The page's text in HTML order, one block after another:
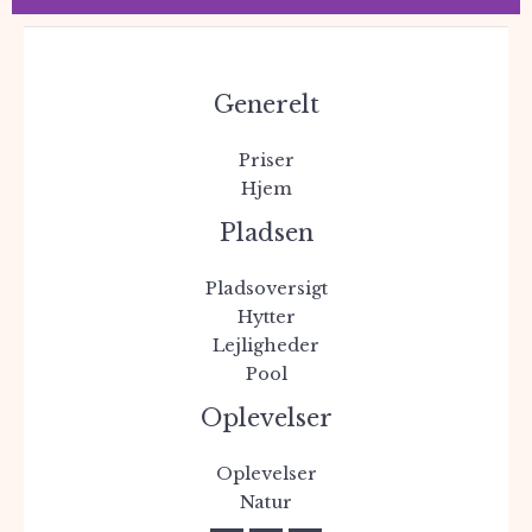
En ældre hytte har
Generelt
Priser
Hjem
Pladsen
Pladsoversigt
Hytter
Lejligheder
Pool
Oplevelser
Oplevelser
Natur